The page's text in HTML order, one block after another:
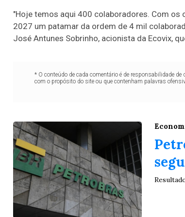
"Hoje temos aqui 400 colaboradores. Com
2027 um patamar da ordem de 4 mil
José Antunes Sobrinho, acionista da Ecovix,
* O conteúdo de cada comentário é de responsabilidade
com o propósito do site ou que contenham palavras